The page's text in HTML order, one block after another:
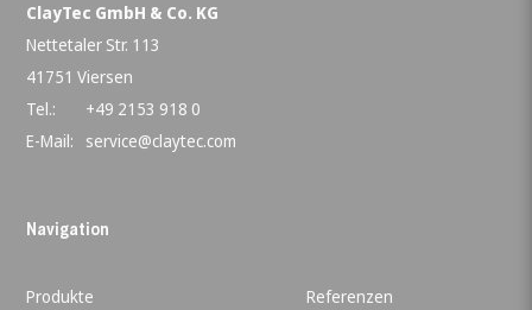
ClayTec GmbH & Co. KG
Nettetaler Str. 113
41751 Viersen
Tel.:
+49 2153 918 0
E-Mail:
service@claytec.com
Navigation
Produkte
Referenzen